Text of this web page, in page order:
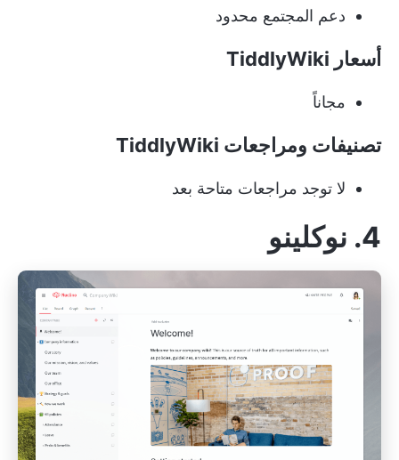
دعم المجتمع محدود
أسعار TiddlyWiki
مجاناً
تصنيفات ومراجعات TiddlyWiki
لا توجد مراجعات متاحة بعد
4. نوكلينو